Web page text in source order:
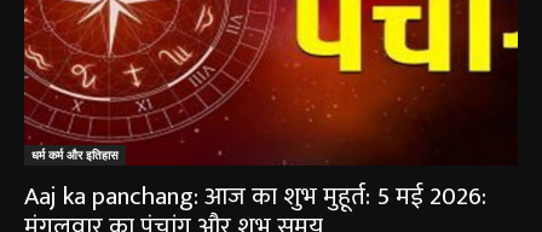
धर्म कर्म और इतिहास
Aaj ka panchang: आज का शुभ मुहूर्त: 5 मई 2026: